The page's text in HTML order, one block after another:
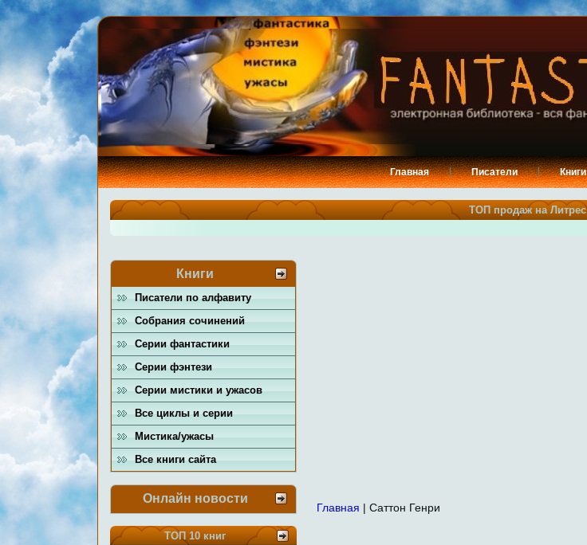
Главная Писатели Книги
ТОП продаж на Литрес
Книги
Писатели по алфавиту
Собрания сочинений
Серии фантастики
Серии фэнтези
Серии мистики и ужасов
Все циклы и серии
Мистика/ужасы
Все книги сайта
Онлайн новости
ТОП 10 книг
Главная | Саттон Генри